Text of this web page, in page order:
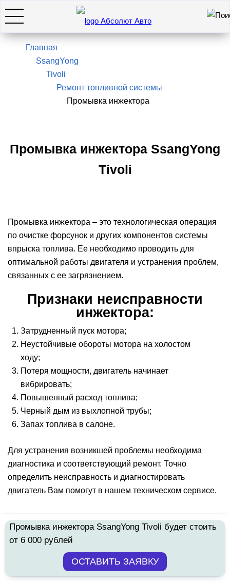
7(495)966-28-26
SsangYong / KGM
Искать
Главная
SsangYong
Tivoli
Ремонт топливной системы
Промывка инжектора
Промывка инжектора SsangYong
Tivoli
Промывка инжектора – это технологическая операция
по очистке форсунок и других компонентов системы
впрыска топлива. Ее необходимо проводить для
оптимальной работы двигателя и устранения проблем,
связанных с ее загрязнением.
Признаки неисправности
инжектора:
Затрудненный пуск мотора;
Неустойчивые обороты мотора на холостом
ходу;
Потеря мощности, двигатель начинает
вибрировать;
Повышенный расход топлива;
Черный дым из выхлопной трубы;
Запах топлива в салоне.
Для устранения возникшей проблемы необходима
диагностика и соответствующий ремонт. Точно
определить неисправность и диагностировать
двигатель Вам помогут в нашем техническом сервисе.
Промывка инжектора SsangYong Tivoli будет стоить
от 6 000 рублей